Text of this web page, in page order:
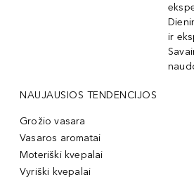
ir
NAUJAUSIOS TENDENCIJOS
Grožio vasara
Vasaros aromatai
Moteriški kvepalai
Vyriški kvepalai